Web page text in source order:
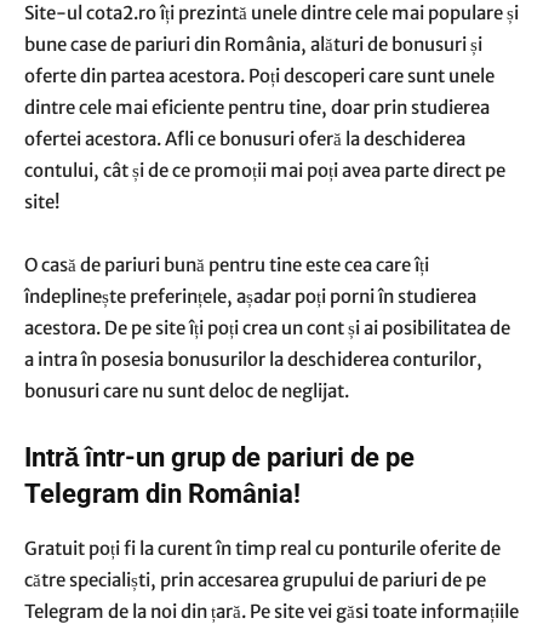
Site-ul cota2.ro îți prezintă unele dintre cele mai populare și
bune case de pariuri din România, alături de bonusuri și
oferte din partea acestora. Poți descoperi care sunt unele
dintre cele mai eficiente pentru tine, doar prin studierea
ofertei acestora. Afli ce bonusuri oferă la deschiderea
contului, cât și de ce promoții mai poți avea parte direct pe
site!
O casă de pariuri bună pentru tine este cea care îți
îndeplinește preferințele, așadar poți porni în studierea
acestora. De pe site îți poți crea un cont și ai posibilitatea de
a intra în posesia bonusurilor la deschiderea conturilor,
bonusuri care nu sunt deloc de neglijat.
Intră într-un grup de pariuri de pe
Telegram din România!
Gratuit poți fi la curent în timp real cu ponturile oferite de
către specialiști, prin accesarea grupului de pariuri de pe
Telegram de la noi din țară. Pe site vei găsi toate informațiile